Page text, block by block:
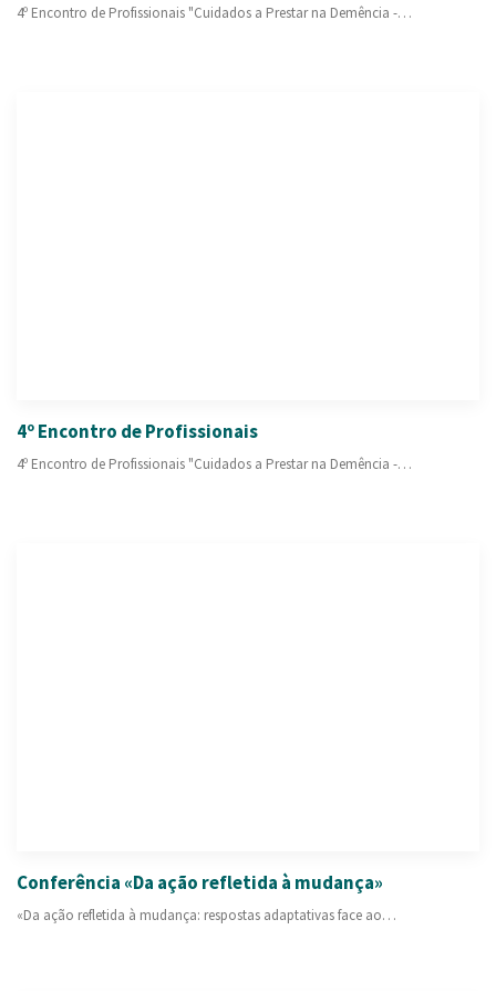
4º Encontro de Profissionais "Cuidados a Prestar na Demência -…
4º Encontro de Profissionais
4º Encontro de Profissionais "Cuidados a Prestar na Demência -…
Conferência «Da ação refletida à mudança»
«Da ação refletida à mudança: respostas adaptativas face ao…